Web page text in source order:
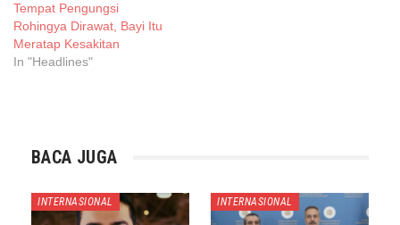
Tempat Pengungsi
Rohingya Dirawat, Bayi Itu
Meratap Kesakitan
In "Headlines"
BACA JUGA
INTERNASIONAL INTERNASIONAL